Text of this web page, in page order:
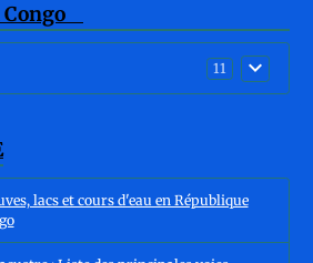
11
lacs et cours d'eau en République